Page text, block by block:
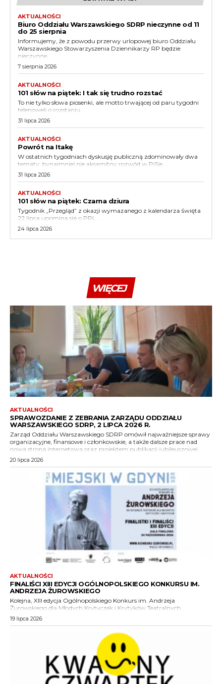
AKTUALNOŚCI
Biuro Oddziału Warszawskiego SDRP nieczynne od 11
do 25 sierpnia
Informujemy, że z powodu przerwy urlopowej biuro Oddziału
Warszawskiego Stowarzyszenia Dziennikarzy RP będzie
nieczynne...
7 sierpnia 2026
AKTUALNOŚCI
101 słów na piątek: I tak się trudno rozstać
To nie tylko słowa piosenki, ale motto trwającej od paru tygodni
telenoweli o rozstaniu...
31 lipca 2026
AKTUALNOŚCI
Powrót na Itakę
W ostatnich tygodniach dyskusję publiczną zdominowały dwa
tematy: bynajmniej nie aksamitny rozwód w PiSie,...
31 lipca 2026
AKTUALNOŚCI
101 słów na piątek: Czarna dziura
Tygodnik „Przegląd” z okazji wymazanego z kalendarza święta
22 lipca upomina się o PRL....
24 lipca 2026
WIĘCEJ
AKTUALNOŚCI
SPRAWOZDANIE Z ZEBRANIA ZARZĄDU ODDZIAŁU
WARSZAWSKIEGO SDRP, 2 LIPCA 2026 R.
Zarząd Oddziału Warszawskiego SDRP omówił najważniejsze sprawy
organizacyjne, finansowe i członkowskie, a także dalsze prace nad
nową stroną internetową oraz projektem publikacji jubileuszowej.
20 lipca 2026
AKTUALNOŚCI
FINALIŚCI XIII EDYCJI OGÓLNOPOLSKIEGO KONKURSU IM.
ANDRZEJA ŻUROWSKIEGO
Kolejna, XIII edycja Ogólnopolskiego Konkurs im. Andrzeja
Żurowskiego dla Młodych Krytyczek i Krytyków Teatralnych...
19 lipca 2026